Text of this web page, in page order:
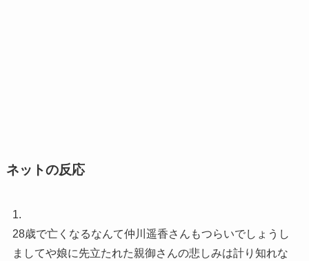
ネットの反応
1.
28歳で亡くなるなんて仲川遥香さんもつらいでしょうし
ましてや娘に先立たれた親御さんの悲しみは計り知れな